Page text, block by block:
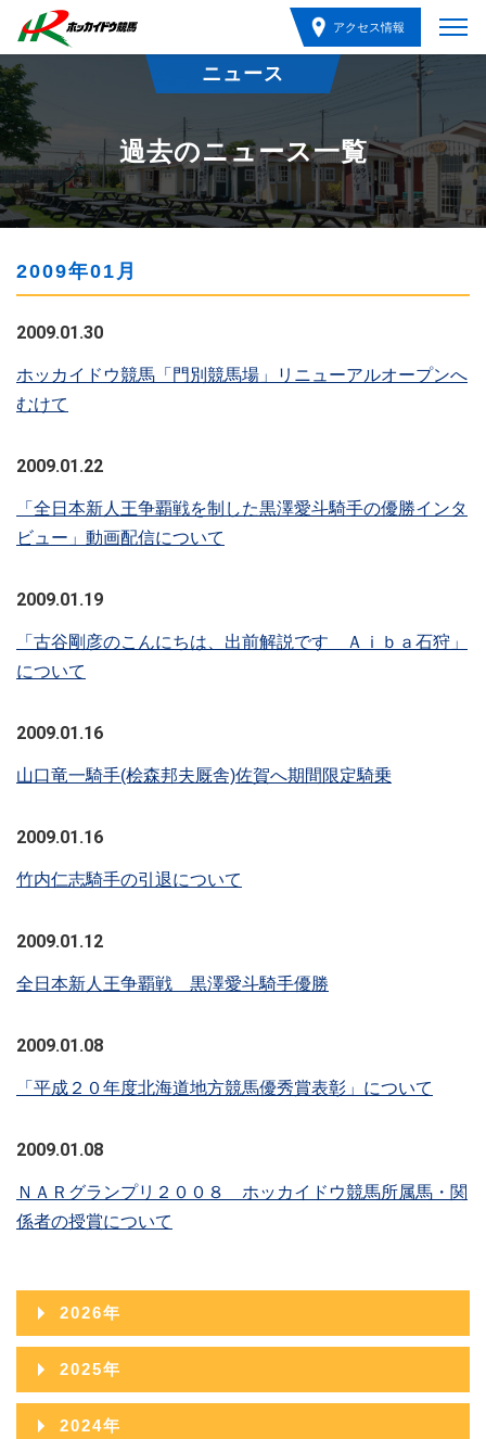
アクセス情報
ニュース
過去のニュース一覧
2009年01月
2009.01.30
ホッカイドウ競馬「門別競馬場」リニューアルオープンへ
むけて
2009.01.22
「全日本新人王争覇戦を制した黒澤愛斗騎手の優勝インタ
ビュー」動画配信について
2009.01.19
「古谷剛彦のこんにちは、出前解説です Ａｉｂａ石狩」
について
2009.01.16
山口竜一騎手(桧森邦夫厩舎)佐賀へ期間限定騎乗
2009.01.16
竹内仁志騎手の引退について
2009.01.12
全日本新人王争覇戦 黒澤愛斗騎手優勝
2009.01.08
「平成２０年度北海道地方競馬優秀賞表彰」について
2009.01.08
ＮＡＲグランプリ２００８ ホッカイドウ競馬所属馬・関
係者の授賞について
2026年
2026年08月
2026年07月
2025年
2025年12月
2024年